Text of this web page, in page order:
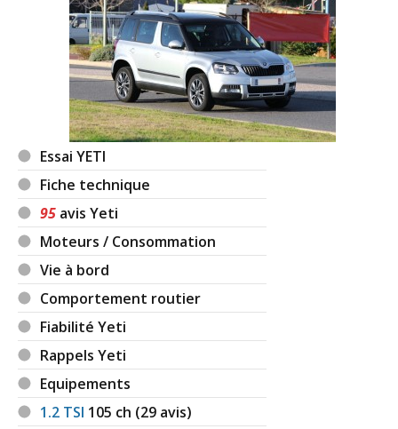
Essai YETI
Fiche technique
95 avis Yeti
Moteurs / Consommation
Vie à bord
Comportement routier
Fiabilité Yeti
Rappels Yeti
Equipements
1.2 TSI 105 ch (29 avis)